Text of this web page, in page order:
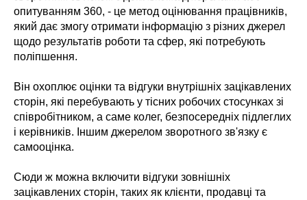
опитуванням 360, - це метод оцінювання працівників,
який дає змогу отримати інформацію з різних джерел
щодо результатів роботи та сфер, які потребують
поліпшення.
Він охоплює оцінки та відгуки внутрішніх зацікавлених
сторін, які перебувають у тісних робочих стосунках зі
співробітником, а саме колег, безпосередніх підлеглих
і керівників. Іншим джерелом зворотного зв'язку є
самооцінка.
Сюди ж можна включити відгуки зовнішніх
зацікавлених сторін, таких як клієнти, продавці та